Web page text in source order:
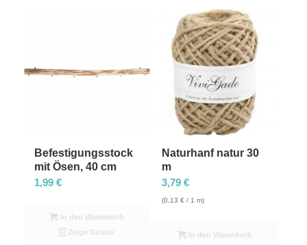
Befestigungsstock
mit Ösen, 40 cm
1,99 €
In den Warenkorb
Zeige Details
Naturhanf natur 30
m
3,79€
(0,13€ / 1 m)
In den Warenkorb